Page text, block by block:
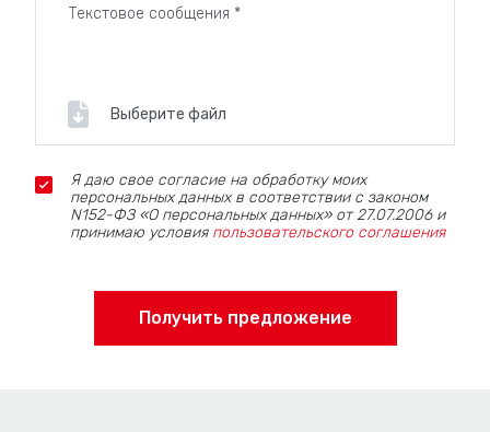
Выберите файл
Я даю свое согласие на обработку моих
персональных данных в соответствии с законом
N152-ФЗ «О персональных данных» от 27.07.2006 и
принимаю условия пользовательского соглашения
Получить предложение